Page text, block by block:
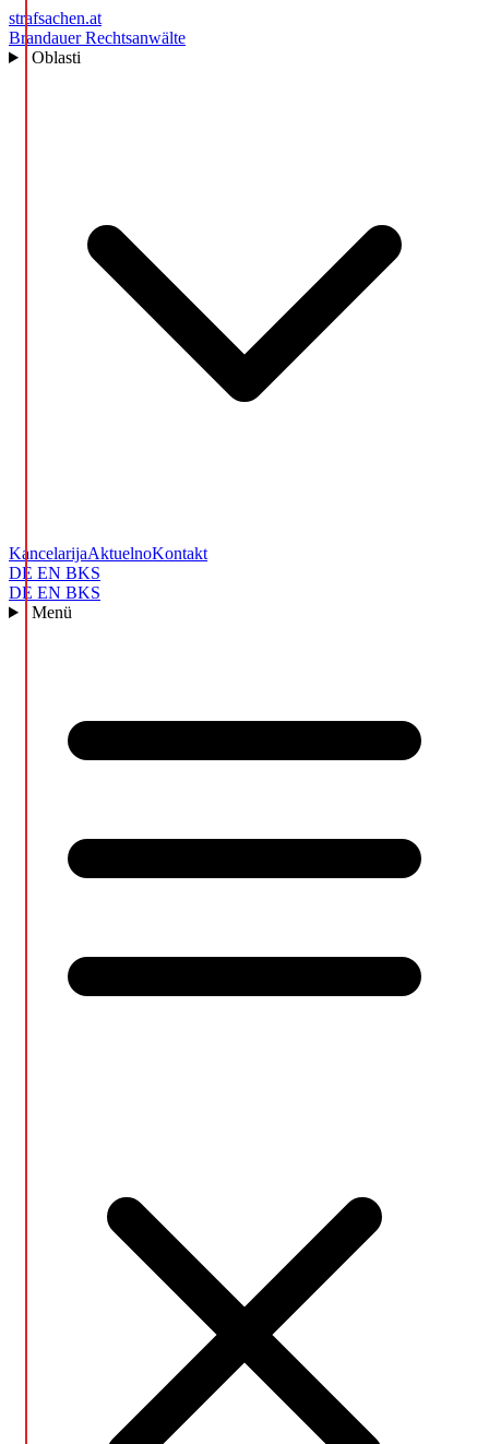
strafsachen.at
Brandauer Rechtsanwälte
Oblasti
KancelarijaAktuelnoKontakt
DE EN BKS
DE EN BKS
Menü